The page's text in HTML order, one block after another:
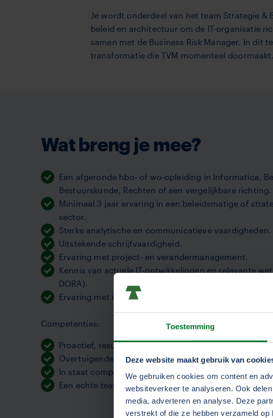
Toestemming
Deze website maakt gebruik van
We gebruiken cookies om content en
websiteverkeer te analyseren. Ook
media, adverteren en analyse. Deze
verstrekt of die ze hebben verzameld
Je wordt onderdeel van het team Strategie &
beleid en architectuur om de IT-organisatie
samen met de Business Risk Manager. In dit
transformatie die TVM momenteel doormaakt.
Wat breng je mee?
Een afgeronde hbo- of wo-opleiding in Informatica,
Bestuurskunde, Rechten of een vergelijkbare richting.
Minimaal 3 jaar ervaring in een beleidsmatige of
sector.
Sterke analytische en communicatieve vaardigheden.
Uitstekende schrijfvaardigheid.
Ervaring met project- en verandermanagement.
Kennis van actuele IT-ontwikkelingen en relevante
DORA).
Ervaring met informatiebeveiliging en digitale
Competenties:
Proactief, resultaatgericht en met oog voor detail.
Overtuigende adviesvaardigheden.
In staat complexe vraagstukken begrijpelijk te maken
Een echte teamspeler met een pragmatische en